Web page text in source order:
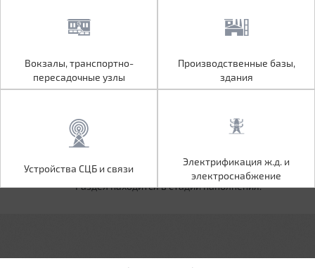
Вокзалы, транспортно-
пересадочные узлы
Производственные базы,
Электрификация ж.д. и
электроснабжение
Вокзалы, транспортно-
пересадочные узлы
Производственные базы,
здания
Устройства СЦБ и связи
Электрификация ж.д. и
электроснабжение
Раздел находится в стадии наполнения.